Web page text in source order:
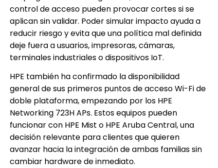
control de acceso pueden provocar cortes si se
aplican sin validar. Poder simular impacto ayuda a
reducir riesgo y evita que una política mal definida
deje fuera a usuarios, impresoras, cámaras,
terminales industriales o dispositivos IoT.
HPE también ha confirmado la disponibilidad
general de sus primeros puntos de acceso Wi-Fi de
doble plataforma, empezando por los HPE
Networking 723H APs. Estos equipos pueden
funcionar con HPE Mist o HPE Aruba Central, una
decisión relevante para clientes que quieren
avanzar hacia la integración de ambas familias sin
cambiar hardware de inmediato.